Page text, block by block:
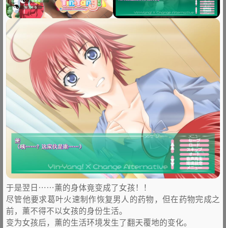
于是翌日……薰的身体竟变成了女孩！！
尽管他要求葛叶火速制作恢复男人的药物，但在药物完成之
前，薰不得不以女孩的身份生活。
变为女孩后，薰的生活环境发生了翻天覆地的变化。